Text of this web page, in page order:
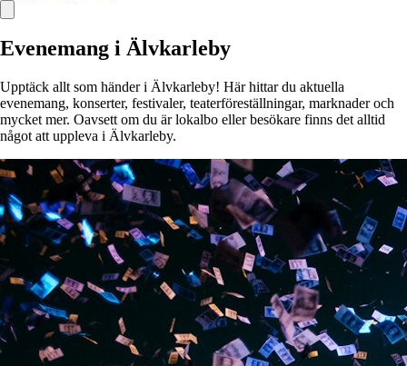
Evenemang i Älvkarleby
Upptäck allt som händer i Älvkarleby! Här hittar du aktuella
evenemang, konserter, festivaler, teaterföreställningar, marknader och
mycket mer. Oavsett om du är lokalbo eller besökare finns det alltid
något att uppleva i Älvkarleby.